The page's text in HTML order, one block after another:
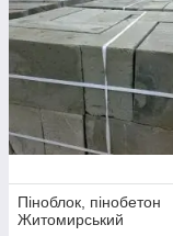
Піноблок, пінобетон
Житомирський